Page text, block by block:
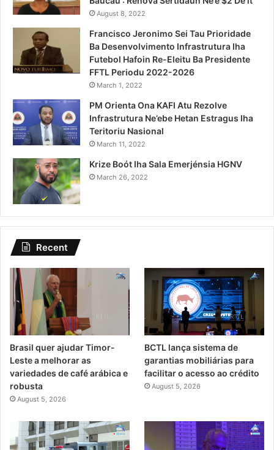
August 8, 2022
Francisco Jeronimo Sei Tau Prioridade
Ba Desenvolvimento Infrastrutura Iha
Futebol Hafoin Re-Eleitu Ba Presidente
FFTL Periodu 2022-2026
March 1, 2022
PM Orienta Ona KAFI Atu Rezolve
Infrastrutura Ne’ebe Hetan Estragus Iha
Teritoriu Nasional
March 11, 2022
Krize Boót Iha Sala Emerjénsia HGNV
March 26, 2022
Recent
Brasil quer ajudar Timor-
Leste a melhorar as
variedades de café arábica e
robusta
August 5, 2026
BCTL lança sistema de
garantias mobiliárias para
facilitar o acesso ao crédito
August 5, 2026